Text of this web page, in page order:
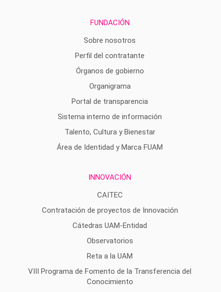
FUNDACIÓN
Sobre nosotros
Perfil del contratante
Órganos de gobierno
Organigrama
Portal de transparencia
Sistema interno de información
Talento, Cultura y Bienestar
Área de Identidad y Marca FUAM
INNOVACIÓN
CAITEC
Contratación de proyectos de Innovación
Cátedras UAM-Entidad
Observatorios
Reta a la UAM
VIII Programa de Fomento de la Transferencia del
Conocimiento